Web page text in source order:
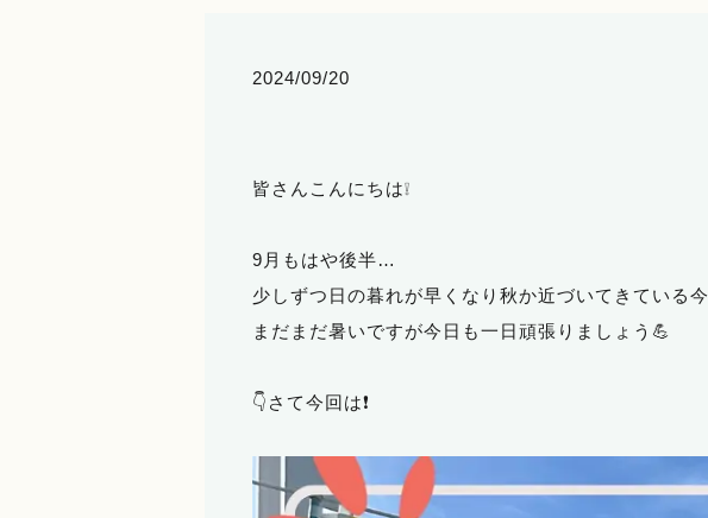
2024/09/20
皆さんこんにちは❕
9月もはや後半…
少しずつ日の暮れが早くなり秋か近づいてきている
まだまだ暑いですが今日も一日頑張りましょう💪
👇さて今回は❗